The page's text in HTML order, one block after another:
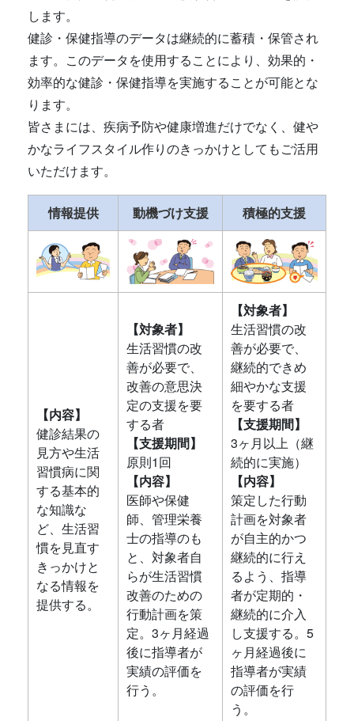
します。
健診・保健指導のデータは継続的に蓄積・保管され
ます。このデータを使用することにより、効果的・
効率的な健診・保健指導を実施することが可能とな
ります。
皆さまには、疾病予防や健康増進だけでなく、健や
かなライフスタイル作りのきっかけとしてもご活用
いただけます。
情報提供 動機づけ支援 積極的支援
【内容】
健診結果の
見方や生活
習慣病に関
する基本的
な知識な
ど、生活習
慣を見直す
きっかけと
なる情報を
提供する。
【対象者】
生活習慣の改
善が必要で、
改善の意思決
定の支援を要
する者
【支援期間】
原則1回
【内容】
医師や保健
師、管理栄養
士の指導のも
と、対象者自
らが生活習慣
改善のための
行動計画を策
定。3ヶ月経過
後に指導者が
実績の評価を
行う。
【対象者】
生活習慣の改
善が必要で、
継続的できめ
細やかな支援
を要する者
【支援期間】
3ヶ月以上（継
続的に実施）
【内容】
策定した行動
計画を対象者
が自主的かつ
継続的に行え
るよう、指導
者が定期的・
継続的に介入
し支援する。5
ヶ月経過後に
指導者が実績
の評価を行
う。